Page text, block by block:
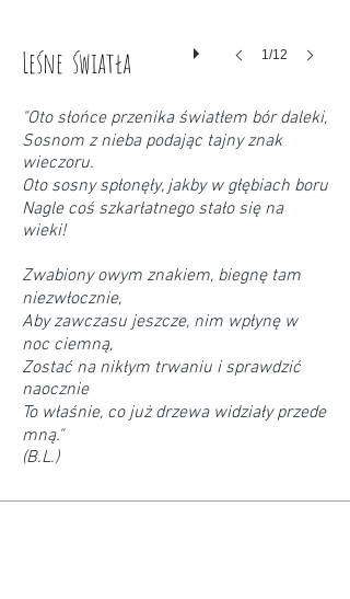
Leśne światła 1/12
"Oto słońce przenika światłem bór daleki,
Sosnom z nieba podając tajny znak
wieczoru.
Oto sosny spłonęły, jakby w głębiach boru
Nagle coś szkarłatnego stało się na
wieki!
Zwabiony owym znakiem, biegnę tam
niezwłocznie,
Aby zawczasu jeszcze, nim wpłynę w
noc ciemną,
Zostać na nikłym trwaniu i sprawdzić
naocznie
To właśnie, co już drzewa widziały przede
mną."
(B.L.)